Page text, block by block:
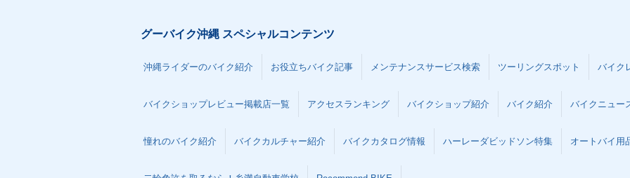
グーバイク沖縄 スペシャルコンテンツ
沖縄ライダーのバイク紹介 お役立ちバイク記事 メンテナンスサービス検索 ツーリングスポット バイク
バイクショップレビュー掲載店一覧 アクセスランキング バイクショップ紹介 バイク紹介 バイクニュー
憧れのバイク紹介 バイクカルチャー紹介 バイクカタログ情報 ハーレーダビッドソン特集 オートバイ用